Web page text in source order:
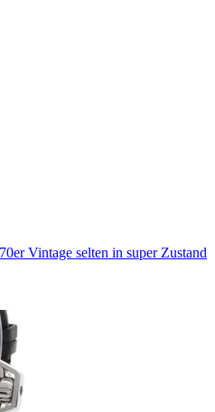
Vintage selten in super Zustand